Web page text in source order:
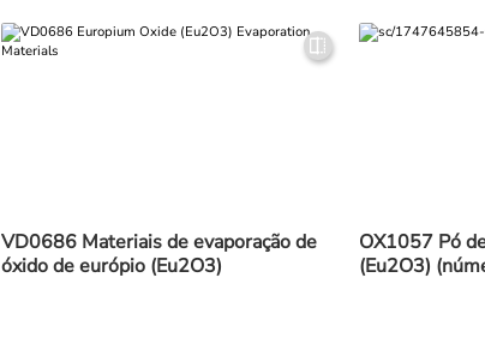
VD0686 Materiais de evaporação de
óxido de európio (Eu2O3)
OX1057 Pó
(Eu2O3)